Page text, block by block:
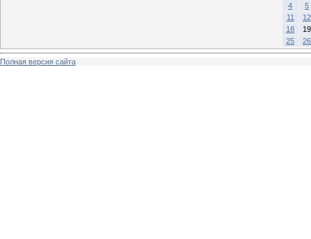
4
5
11
12
18
19
25
26
Полная версия сайта